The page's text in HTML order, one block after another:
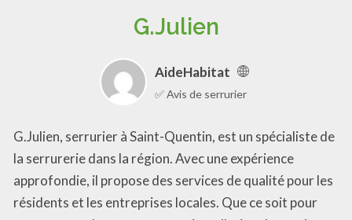
G.Julien
AideHabitat
✅ Avis de serrurier
G.Julien, serrurier à Saint-Quentin, est un spécialiste de
la serrurerie dans la région. Avec une expérience
approfondie, il propose des services de qualité pour les
résidents et les entreprises locales. Que ce soit pour